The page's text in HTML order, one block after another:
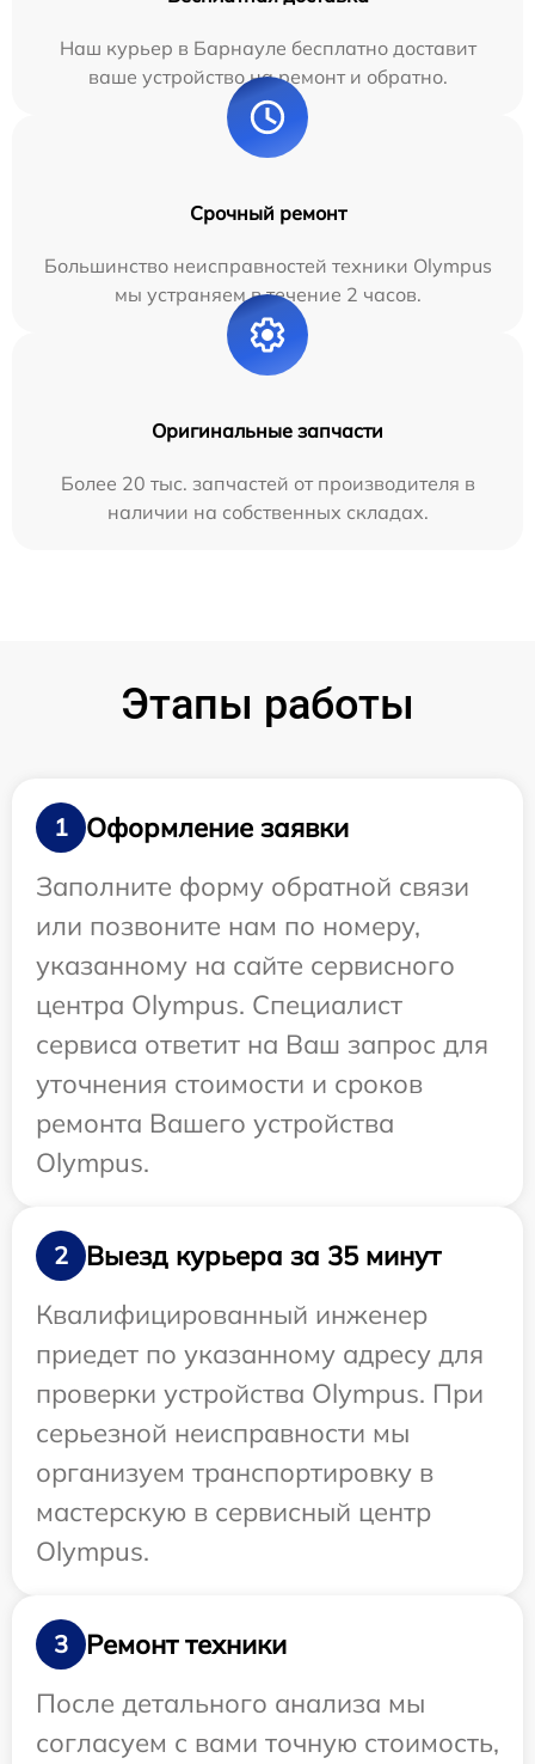
Наш курьер в Барнауле бесплатно доставит
ваше устройство на ремонт и обратно.
Срочный ремонт
Большинство неисправностей техники Olympus
мы устраняем в течение 2 часов.
Оригинальные запчасти
Более 20 тыс. запчастей от производителя в
наличии на собственных складах.
Этапы работы
1
Оформление заявки
Заполните форму обратной связи
или позвоните нам по номеру,
указанному на сайте сервисного
центра Olympus. Специалист
сервиса ответит на Ваш запрос для
уточнения стоимости и сроков
ремонта Вашего устройства
Olympus.
2
Выезд курьера за 35 минут
Квалифицированный инженер
приедет по указанному адресу для
проверки устройства Olympus. При
серьезной неисправности мы
организуем транспортировку в
мастерскую в сервисный центр
Olympus.
3
Ремонт техники
После детального анализа мы
согласуем с вами точную стоимость,